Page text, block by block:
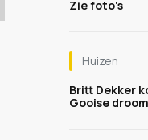
Zie foto's
Huizen
Britt Dekker
Gooise